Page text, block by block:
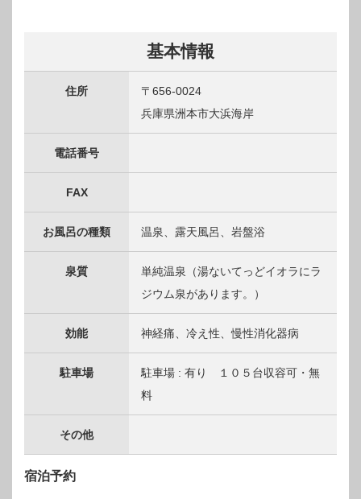
基本情報
住所
〒656-0024
兵庫県洲本市大浜海岸
電話番号
FAX
お風呂の種類 温泉、露天風呂、岩盤浴
泉質
単純温泉（湯ないてっどイオラにラ
ジウム泉があります。）
効能 神経痛、冷え性、慢性消化器病
駐車場
駐車場 : 有り １０５台収容可・無
料
その他
宿泊予約